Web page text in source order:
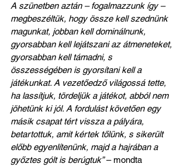
A szünetben aztán – fogalmazzunk így –
megbeszéltük, hogy össze kell szednünk
magunkat, jobban kell dominálnunk,
gyorsabban kell lejátszani az átmeneteket,
gyorsabban kell támadni, s
összességében is gyorsítani kell a
játékunkat. A vezetőedző világossá tette,
ha lassítjuk, tördeljük a játékot, abból nem
jöhetünk ki jól. A fordulást követően egy
másik csapat tért vissza a pályára,
betartottuk, amit kértek tőlünk, s sikerült
előbb egyenlítenünk, majd a hajrában a
győztes gólt is berúgtuk” – mondta